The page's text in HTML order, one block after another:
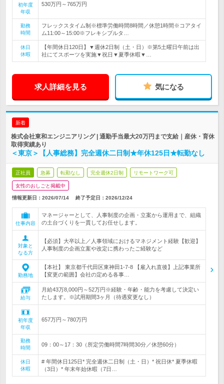
初年度
年収
530万円～765万円
勤務
時間
フレックスタイム制※標準労働時間8時間／休憩1時間※コアタイ
ム11:00～15:00※フレキシブルタ…
休日
休暇
【年間休日120日】▼週休2日制（土・日）※第5土曜日午前は出
社にてスポーツを実施▼祝日▼夏季休暇▼…
求人詳細を見る 気になる
新着
株式会社東和エンジニアリング | 通勤手当最大20万円まで支給｜産休・育休
取得実績あり
＜東京＞【人事総務】完全週休二日制★年休125日★転勤なし
正社員 急募 転勤なし 完全週休2日制 リモートワーク可
女性のおしごと掲載中
情報更新日：2026/07/14 終了予定日： 2026/12/24
仕事内容
マネージャーとして、人事制度の企画・立案から運用まで、組織
の土台づくりを一貫してお任せします。
対象と
なる方
【必須】大卒以上／人事領域におけるマネジメント経験【歓迎】
人事制度の企画立案や改定に携わったご経験など
勤務地
【本社】 東京都千代田区東神田1-7-8 【雇入れ直後】上記事業所
【変更の範囲】会社の定める各事…
給与
月給43万8,000円～52万円※経験・年齢・能力を考慮して決定い
たします。※試用期間3ヶ月（待遇変更なし）
初年度
年収
657万円～780万円
勤務
時間
09：00～17：30（所定労働時間7時間30分／休憩60分）
休日
休暇
# 年間休日125日* 完全週休二日制（土・日）* 祝日休* 夏季休暇
（3日）* 年末年始休暇（7日…